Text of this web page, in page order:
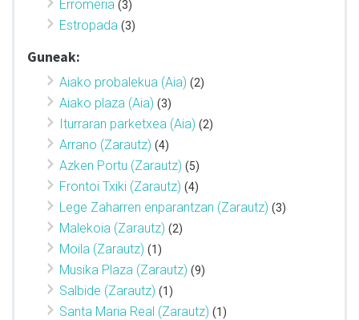
Erromeria (3)
Estropada (3)
Guneak:
Aiako probalekua (Aia) (2)
Aiako plaza (Aia) (3)
Iturraran parketxea (Aia) (2)
Arrano (Zarautz) (4)
Azken Portu (Zarautz) (5)
Frontoi Txiki (Zarautz) (4)
Lege Zaharren enparantzan (Zarautz) (3)
Malekoia (Zarautz) (2)
Moila (Zarautz) (1)
Musika Plaza (Zarautz) (9)
Salbide (Zarautz) (1)
Santa Maria Real (Zarautz) (1)